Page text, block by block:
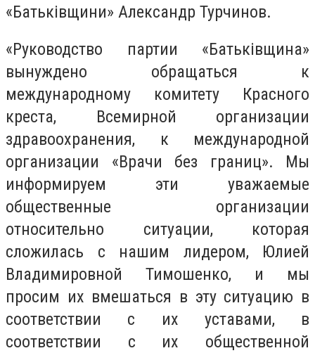
«Батьківщини» Александр Турчинов.
«Руководство партии «Батьківщина»
вынуждено обращаться к
международному комитету Красного
креста, Всемирной организации
здравоохранения, к международной
организации «Врачи без границ». Мы
информируем эти уважаемые
общественные организации
относительно ситуации, которая
сложилась с нашим лидером, Юлией
Владимировной Тимошенко, и мы
просим их вмешаться в эту ситуацию в
соответствии с их уставами, в
соответствии с их общественной